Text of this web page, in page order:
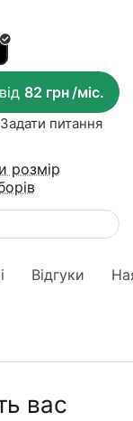
82 грн/міс.
Задати питання
розмір
Відгуки
вас